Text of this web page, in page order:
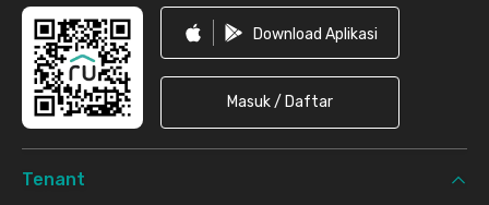
Download Aplikasi
Masuk / Daftar
Tenant